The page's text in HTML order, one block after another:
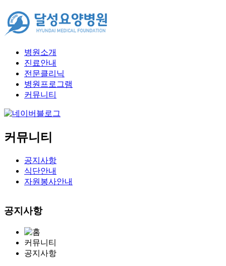
병원소개
진료안내
전문클리닉
병원프로그램
커뮤니티
커뮤니티
공지사항
식단안내
자원봉사안내
공지사항
커뮤니티
공지사항